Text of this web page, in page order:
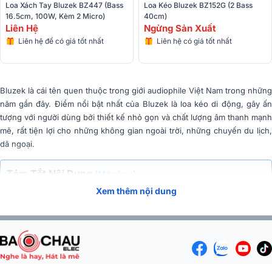
Loa Xách Tay Bluzek BZ447 (Bass
16.5cm, 100W, Kèm 2 Micro)
Liên Hệ
Liên hệ để có giá tốt nhất
Loa Kéo Bluzek BZ152G (2 Bass
40cm)
Ngừng Sản Xuất
Liên hệ có giá tốt nhất
Bluzek là cái tên quen thuộc trong giới audiophile Việt Nam trong những
năm gần đây. Điểm nổi bật nhất của Bluzek là loa kéo di động, gây ấn
tượng với người dùng bởi thiết kế nhỏ gọn và chất lượng âm thanh mạnh
mẽ, rất tiện lợi cho những không gian ngoài trời, những chuyến du lịch,
dã ngoại.
Tóm Tắt Nội Dung (Mở rộng)
Xem thêm nội dung